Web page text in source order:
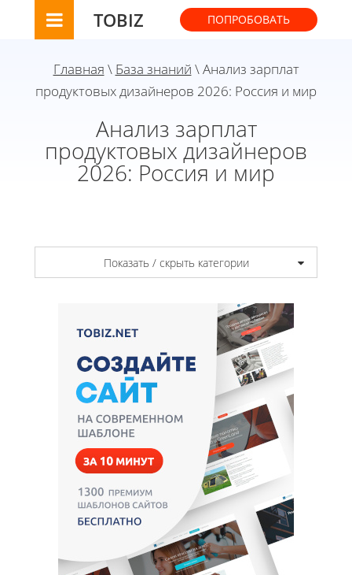
TOBIZ ПОПРОБОВАТЬ
Главная \ База знаний \ Анализ зарплат
продуктовых дизайнеров 2026: Россия и мир
Анализ зарплат
продуктовых дизайнеров
2026: Россия и мир
Показать / скрыть категории